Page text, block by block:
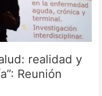
realidad y
Reunión